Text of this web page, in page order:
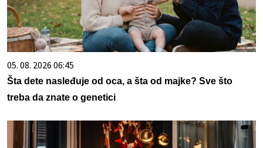
05. 08. 2026 06:45
Šta dete nasleđuje od oca, a šta od majke? Sve što
treba da znate o genetici